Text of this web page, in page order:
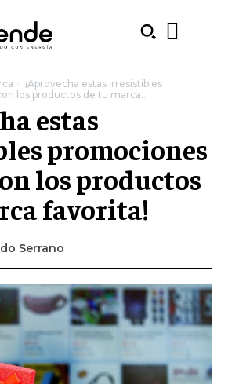
Case
of the most noteworthy news from all
¡Aprovecha estas irresistibles
los productos de tu marca...
estas
promociones
los productos
favorita!
Serrano